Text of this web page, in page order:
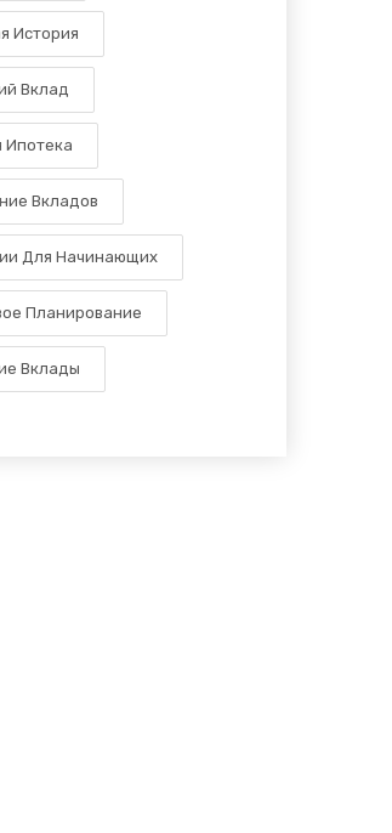
История
Вклад
Ипотека
Вкладов
Для Начинающих
Планирование
Вклады